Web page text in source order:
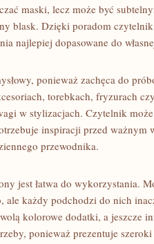
maski, lecz może być
blask. Dzięki poradom
najlepiej dopasowane do
ponieważ zachęca do
torebkach, fryzurach
w stylizacjach. Czytelnik
inspiracji przed ważnym
przewodnika.
jest łatwa do wykorzystania.
ale każdy podchodzi do nich
kolorowe dodatki, a jeszcze
ponieważ prezentuje